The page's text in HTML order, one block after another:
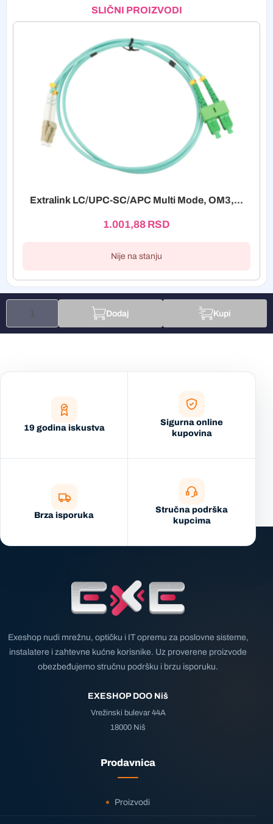
SLIČNI PROIZVODI
Extralink LC/UPC-SC/APC Multi Mode, OM3,...
1.001,88 RSD
Nije na stanju
Dodaj Kupi
19 godina iskustva
Sigurna online
kupovina
Brza isporuka
Stručna podrška
kupcima
Exeshop nudi mrežnu, optičku i IT opremu za poslovne sisteme,
instalatere i zahtevne kućne korisnike. Uz proverene proizvode
obezbeđujemo stručnu podršku i brzu isporuku.
EXESHOP DOO Niš
Vrežinski bulevar 44A
18000 Niš
Prodavnica
Proizvodi